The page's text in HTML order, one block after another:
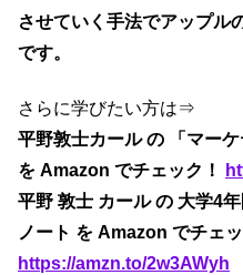
させていく手法でアップル
です。
さらに学びたい方は⇒
平野敦士カール の 「マー
を Amazon でチェック！
平野 敦士 カール の 大学4
ノート を Amazon でチェ
https://amzn.to/2w3AWyh